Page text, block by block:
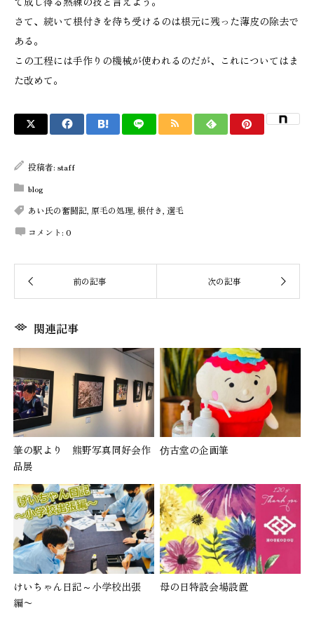
さて、続いて根付きを待ち受けるのは根元に残った薄皮の除去で
ある。
この工程には手作りの機械が使われるのだが、これについてはま
た改めて。
投稿者: staff
blog
あい氏の奮闘記, 原毛の処理, 根付き, 選毛
コメント: 0
関連記事
筆の駅より 熊野写真同好会作
品展
仿古堂の企画筆
けいちゃん日記～小学校出張
編〜
母の日特設会場設置